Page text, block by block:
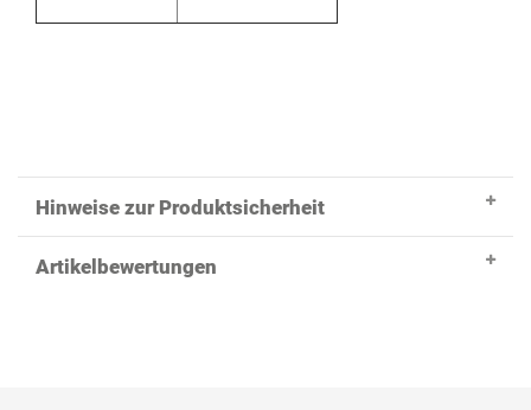
Hinweise zur Produktsicherheit
Artikelbewertungen